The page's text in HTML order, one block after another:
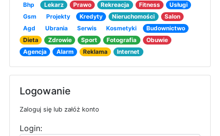
Bhp
Lekarz Prawo Rekreacja Fitness
Usługi
Gsm
Projekty Kredyty Nieruchomości
Salon
Agd
Ubrania Serwis Kosmetyki
Budownictwo
Dieta
Zdrowie Sport Fotografia
Obuwie
Agencja
Alarm Reklama Internet
Logowanie
Zaloguj się lub załóż konto
Login: